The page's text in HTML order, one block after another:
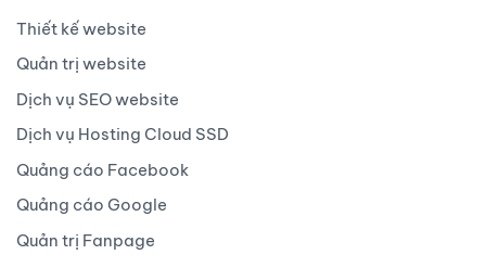
Thiết kế website
Quản trị website
Dịch vụ SEO website
Dịch vụ Hosting Cloud SSD
Quảng cáo Facebook
Quảng cáo Google
Quản trị Fanpage